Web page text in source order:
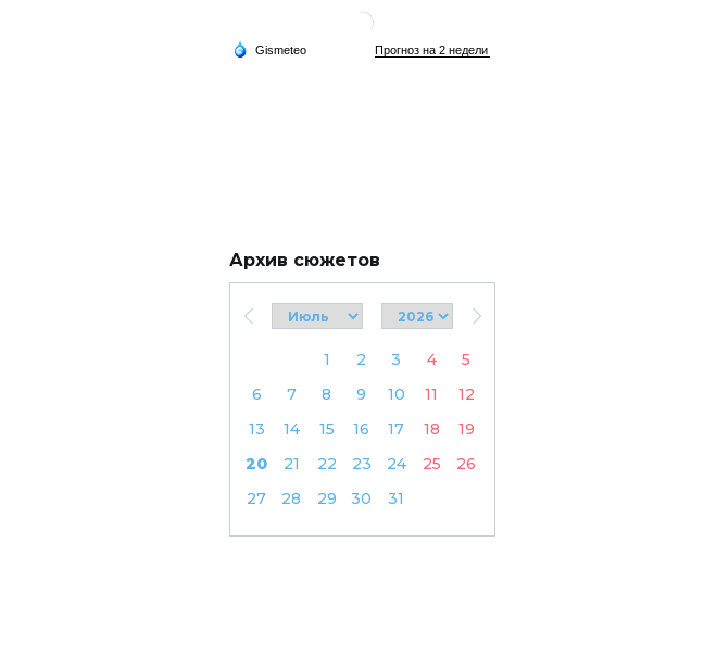
Архив сюжетов
1 2 3 4
5
6
7 8 9 10 11
12
13
14 15 16 17 18
19
20
21 22 23 24 25
26
27
28 29 30 31